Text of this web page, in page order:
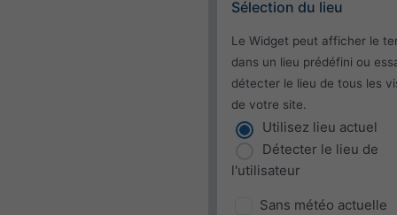
Sélection du lieu
Le Widget peut afficher le
dans un lieu prédéfini ou
détecter le lieu de tous les
de votre site.
Utilisez lieu actuel
Détecter le lieu de
l'utilisateur
Sans météo actuelle